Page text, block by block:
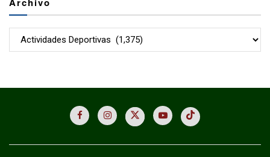
Archivo